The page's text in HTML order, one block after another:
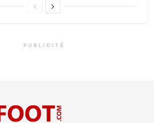
PUBLICITÉ